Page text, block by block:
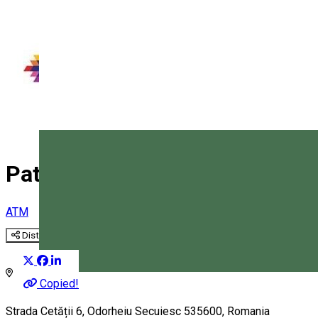
Magyar
Patria Bank - ATM Cetății
ATM
Distribuie
Copied!
Strada Cetății 6, Odorheiu Secuiesc 535600, Romania